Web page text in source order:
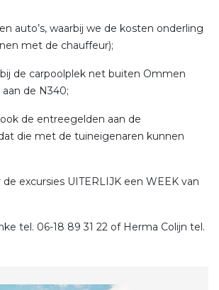
auto’s, waarbij we de kosten onderling
met de chauffeur);
de carpoolplek net buiten Ommen
de N340;
de entreegelden aan de
die met de tuineigenaren kunnen
excursies UITERLIJK een WEEK van
tel. 06-18 89 31 22 of Herma Colijn tel.